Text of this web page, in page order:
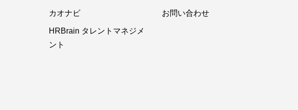
カオナビ
HRBrain タレントマネジメ
ント
お問い合わせ